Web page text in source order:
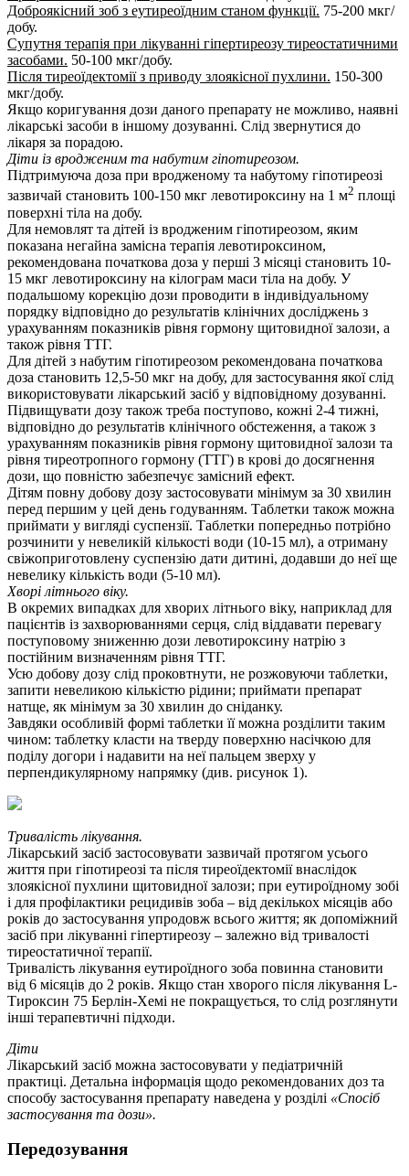
Доброякісний зоб з еутиреоїдним станом функції. 75-200 мкг/
добу.
Супутня терапія при лікуванні гіпертиреозу тиреостатичними
засобами. 50-100 мкг/добу.
Після тиреоїдектомії з приводу злоякісної пухлини. 150-300
мкг/добу.
Якщо коригування дози даного препарату не можливо, наявні
лікарські засоби в іншому дозуванні. Слід звернутися до
лікаря за порадою.
Діти із вродженим та набутим гіпотиреозом.
Підтримуюча доза при вродженому та набутому гіпотиреозі
зазвичай становить 100-150 мкг левотироксину на 1 м2 площі
поверхні тіла на добу.
Для немовлят та дітей із вродженим гіпотиреозом, яким
показана негайна замісна терапія левотироксином,
рекомендована початкова доза у перші 3 місяці становить 10-
15 мкг левотироксину на кілограм маси тіла на добу. У
подальшому корекцію дози проводити в індивідуальному
порядку відповідно до результатів клінічних досліджень з
урахуванням показників рівня гормону щитовидної залози, а
також рівня ТТГ.
Для дітей з набутим гіпотиреозом рекомендована початкова
доза становить 12,5-50 мкг на добу, для застосування якої слід
використовувати лікарський засіб у відповідному дозуванні.
Підвищувати дозу також треба поступово, кожні 2-4 тижні,
відповідно до результатів клінічного обстеження, а також з
урахуванням показників рівня гормону щитовидної залози та
рівня тиреотропного гормону (ТТГ) в крові до досягнення
дози, що повністю забезпечує замісний ефект.
Дітям повну добову дозу застосовувати мінімум за 30 хвилин
перед першим у цей день годуванням. Таблетки також можна
приймати у вигляді суспензії. Таблетки попередньо потрібно
розчинити у невеликій кількості води (10-15 мл), а отриману
свіжоприготовлену суспензію дати дитині, додавши до неї ще
невелику кількість води (5-10 мл).
Хворі літнього віку.
В окремих випадках для хворих літнього віку, наприклад для
пацієнтів із захворюваннями серця, слід віддавати перевагу
поступовому зниженню дози левотироксину натрію з
постійним визначенням рівня ТТГ.
Усю добову дозу слід проковтнути, не розжовуючи таблетки,
запити невеликою кількістю рідини; приймати препарат
натще, як мінімум за 30 хвилин до сніданку.
Завдяки особливій формі таблетки її можна розділити таким
чином: таблетку класти на тверду поверхню насічкою для
поділу догори і надавити на неї пальцем зверху у
перпендикулярному напрямку (див. рисунок 1).
Тривалість лікування.
Лікарський засіб застосовувати зазвичай протягом усього
життя при гіпотиреозі та після тиреоїдектомії внаслідок
злоякісної пухлини щитовидної залози; при еутироїдному зобі
і для профілактики рецидивів зоба – від декількох місяців або
років до застосування упродовж всього життя; як допоміжний
засіб при лікуванні гіпертиреозу – залежно від тривалості
тиреостатичної терапії.
Тривалість лікування еутироїдного зоба повинна становити
від 6 місяців до 2 років. Якщо стан хворого після лікування L-
Тироксин 75 Берлін-Хемі не покращується, то слід розглянути
інші терапевтичні підходи.
Діти
Лікарський засіб можна застосовувати у педіатричній
практиці. Детальна інформація щодо рекомендованих доз та
способу застосування препарату наведена у розділі «Спосіб
застосування та дози».
Передозування